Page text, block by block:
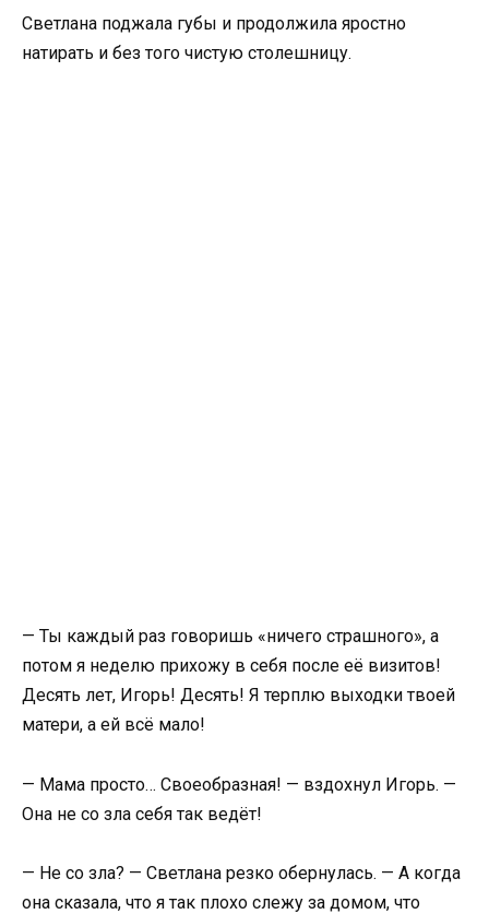
Светлана поджала губы и продолжила яростно
натирать и без того чистую столешницу.
— Ты каждый раз говоришь «ничего страшного», а
потом я неделю прихожу в себя после её визитов!
Десять лет, Игорь! Десять! Я терплю выходки твоей
матери, а ей всё мало!
— Мама просто… Своеобразная! — вздохнул Игорь. —
Она не со зла себя так ведёт!
— Не со зла? — Светлана резко обернулась. — А когда
она сказала, что я так плохо слежу за домом, что